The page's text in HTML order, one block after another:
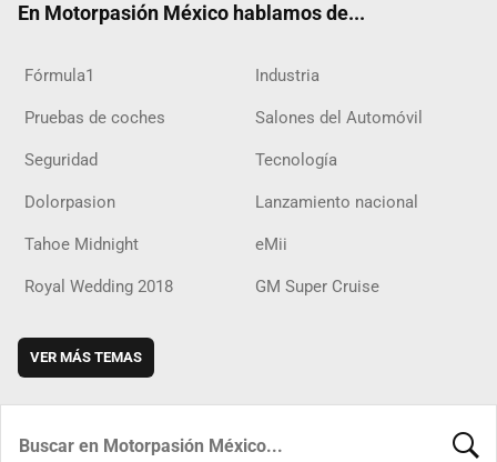
En Motorpasión México hablamos de...
Fórmula1 Industria
Pruebas de coches Salones del Automóvil
Seguridad Tecnología
Dolorpasion Lanzamiento nacional
Tahoe Midnight eMii
Royal Wedding 2018 GM Super Cruise
VER MÁS TEMAS